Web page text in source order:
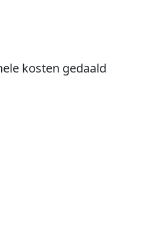
kosten gedaald